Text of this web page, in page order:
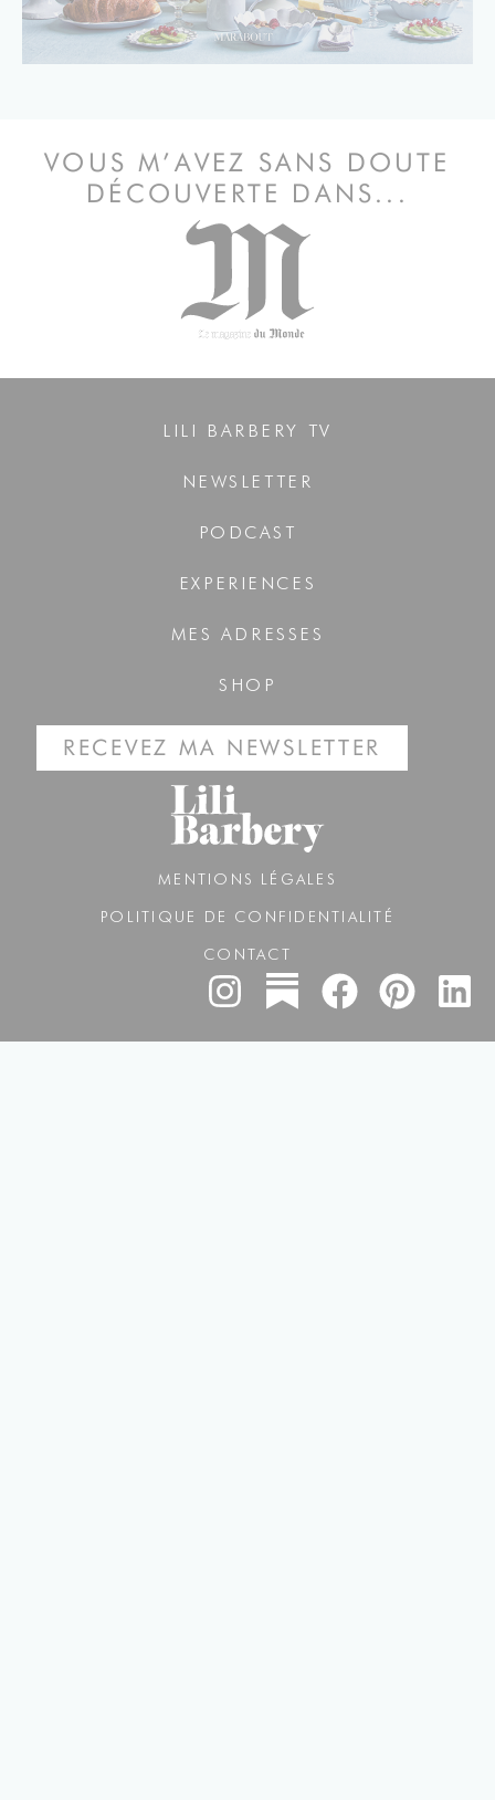
VOUS M’AVEZ SANS DOUTE
DÉCOUVERTE DANS...
LILI BARBERY TV
NEWSLETTER
PODCAST
EXPERIENCES
MES ADRESSES
SHOP
RECEVEZ MA NEWSLETTER
MENTIONS LÉGALES
POLITIQUE DE CONFIDENTIALITÉ
CONTACT